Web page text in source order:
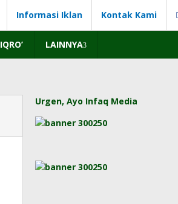
Informasi Iklan Kontak Kami
IQRO’ LAINNYA
Urgen, Ayo Infaq Media